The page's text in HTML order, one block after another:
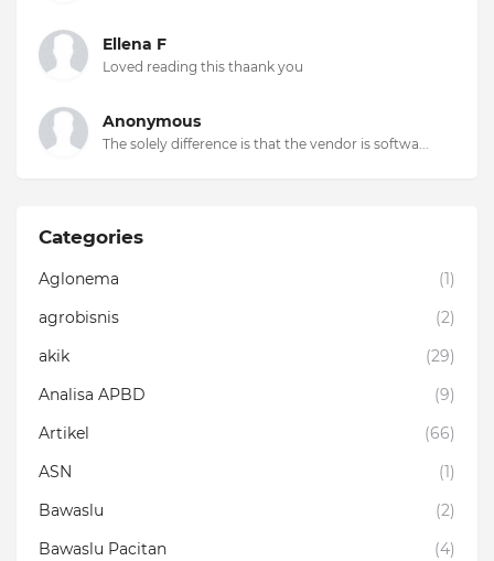
Ellena F
Loved reading this thaank you
Anonymous
The solely difference is that the vendor is softwa...
Categories
Aglonema
(1)
agrobisnis
(2)
akik
(29)
Analisa APBD
(9)
Artikel
(66)
ASN
(1)
Bawaslu
(2)
Bawaslu Pacitan
(4)